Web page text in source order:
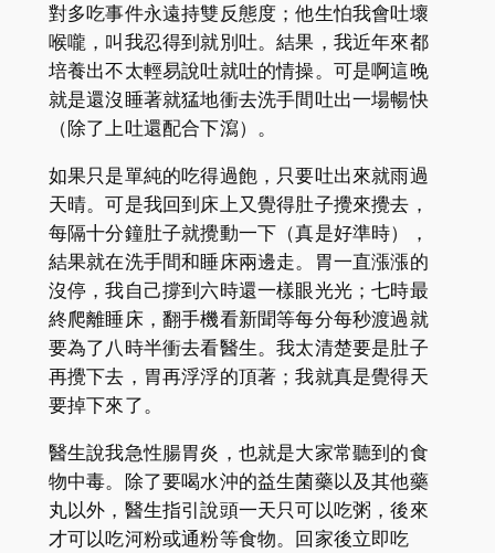
對多吃事件永遠持雙反態度；他生怕我會吐壞
喉嚨，叫我忍得到就別吐。結果，我近年來都
培養出不太輕易說吐就吐的情操。可是啊這晚
就是還沒睡著就猛地衝去洗手間吐出一場暢快
（除了上吐還配合下瀉）。
如果只是單純的吃得過飽，只要吐出來就雨過
天晴。可是我回到床上又覺得肚子攪來攪去，
每隔十分鐘肚子就攪動一下（真是好準時），
結果就在洗手間和睡床兩邊走。胃一直漲漲的
沒停，我自己撐到六時還一樣眼光光；七時最
終爬離睡床，翻手機看新聞等每分每秒渡過就
要為了八時半衝去看醫生。我太清楚要是肚子
再攪下去，胃再浮浮的頂著；我就真是覺得天
要掉下來了。
醫生說我急性腸胃炎，也就是大家常聽到的食
物中毒。除了要喝水沖的益生菌藥以及其他藥
丸以外，醫生指引說頭一天只可以吃粥，後來
才可以吃河粉或通粉等食物。回家後立即吃